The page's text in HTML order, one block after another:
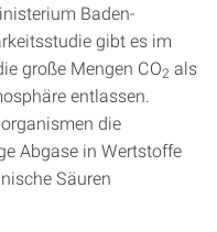
Baden-
gibt es im
große Mengen CO2 als
entlassen.
die
Abgase in Wertstoffe
Säuren